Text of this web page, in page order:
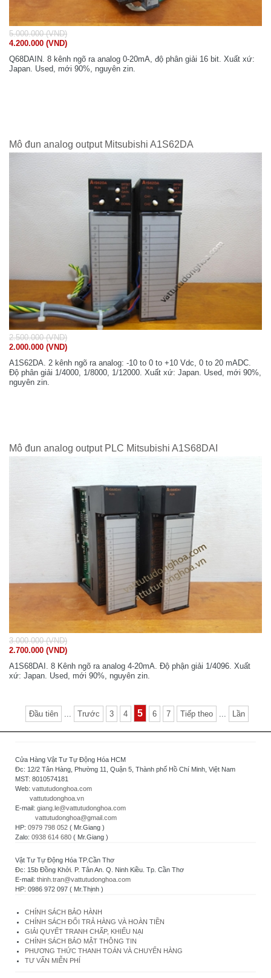
5.000.000 (VND)
4.200.000 (VND)
Q68DAIN. 8 kênh ngõ ra analog 0-20mA, độ phân giải 16 bit. Xuất xứ:
Japan. Used, mới 90%, nguyên zin.
Mô đun analog output Mitsubishi A1S62DA
2.500.000 (VND)
2.000.000 (VND)
A1S62DA. 2 kênh ngõ ra analog: -10 to 0 to +10 Vdc, 0 to 20 mADC.
Độ phân giải 1/4000, 1/8000, 1/12000. Xuất xứ: Japan. Used, mới 90%,
nguyên zin.
Mô đun analog output PLC Mitsubishi A1S68DAI
3.000.000 (VND)
2.700.000 (VND)
A1S68DAI. 8 Kênh ngõ ra analog 4-20mA. Độ phận giải 1/4096. Xuất
xứ: Japan. Used, mới 90%, nguyên zin.
Đầu tiên ... Trước 3 4 5 6 7 Tiếp theo ... Lần
Cửa Hàng Vật Tư Tự Động Hóa HCM
Đc: 12/2 Tân Hàng, Phường 11, Quận 5, Thành phố Hồ Chí Minh, Việt Nam
MST: 8010574181
Web: vattutudonghoa.com
vattutudonghoa.vn
E-mail: giang.le@vattutudonghoa.com
vattutudonghoa@gmail.com
HP: 0979 798 052 ( Mr.Giang )
Zalo: 0938 614 680 ( Mr.Giang )
Vật Tư Tự Động Hóa TP.Cần Thơ
Đc: 15b Đồng Khởi. P. Tân An. Q. Ninh Kiều. Tp. Cần Thơ
E-mail: thinh.tran@vattutudonghoa.com
HP: 0986 972 097 ( Mr.Thịnh )
CHÍNH SÁCH BẢO HÀNH
CHÍNH SÁCH ĐỔI TRẢ HÀNG VÀ HOÀN TIỀN
GIẢI QUYẾT TRANH CHẤP, KHIẾU NẠI
CHÍNH SÁCH BẢO MẬT THÔNG TIN
PHƯƠNG THỨC THANH TOÁN VÀ CHUYỂN HÀNG
TƯ VẤN MIỄN PHÍ